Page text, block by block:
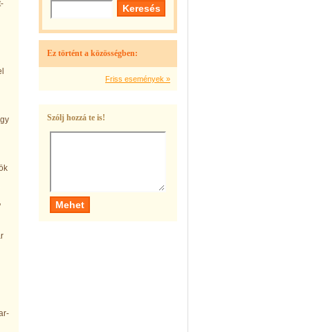
Ez történt a közösségben:
Friss események »
Szólj hozzá te is!